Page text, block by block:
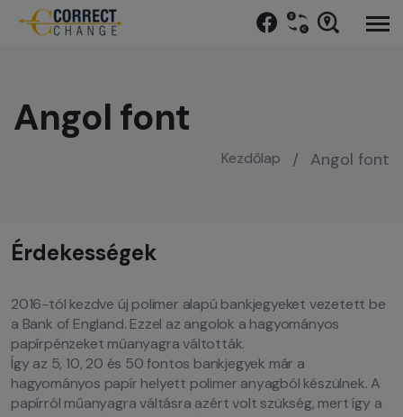
Angol font
Kezdőlap / Angol font
Érdekességek
2016-tól kezdve új polimer alapú bankjegyeket vezetett be
a Bank of England. Ezzel az angolok a hagyományos
papírpénzeket műanyagra váltották.
Így az 5, 10, 20 és 50 fontos bankjegyek már a
hagyományos papír helyett polimer anyagból készülnek. A
papírról műanyagra váltásra azért volt szükség, mert így a